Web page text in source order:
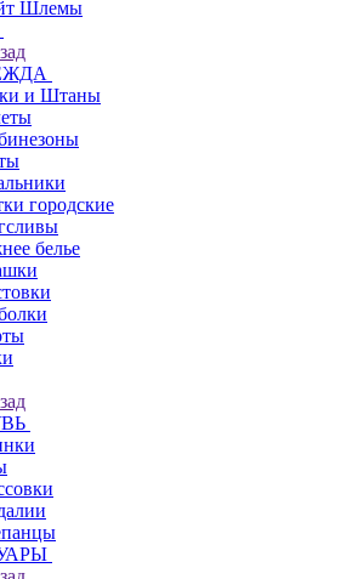
Шлемы
и Штаны
городские
белье